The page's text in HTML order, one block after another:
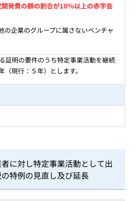
発費の額の割合が10％以上の赤字会
企業のグループに属さないベンチャ
証明の要件のうち特定事業活動を継続
現行：５年）とします。
に対し特定事業活動として出
特例の見直し及び延長